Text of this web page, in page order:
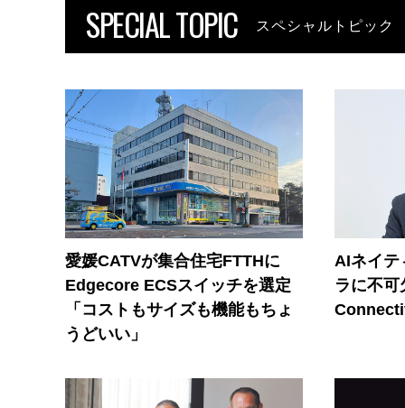
SPECIAL TOPIC スペシャルトピック
愛媛CATVが集合住宅FTTHに
Edgecore ECSスイッチを選定
「コストもサイズも機能もちょ
うどいい」
AIネイテ
ラに不